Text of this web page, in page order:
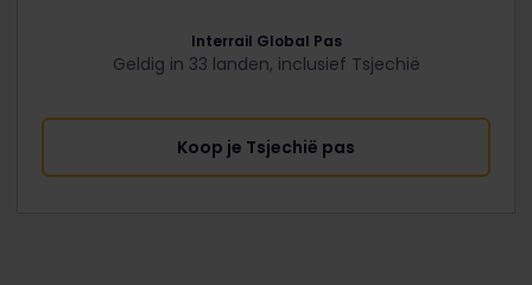
Interrail Global Pas
Geldig in 33 landen, inclusief Tsjechië
Koop je Tsjechië pas